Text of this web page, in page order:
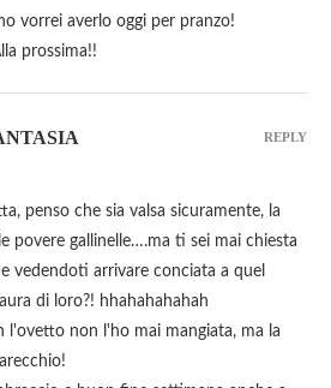
vorrei averlo oggi per pranzo!
prossima!!
penso che sia valsa sicuramente, la
povere gallinelle….ma ti sei mai chiesta
vedendoti arrivare conciata a quel
di loro?! hhahahahahah
l'ovetto non l'ho mai mangiata, ma la
REPLY